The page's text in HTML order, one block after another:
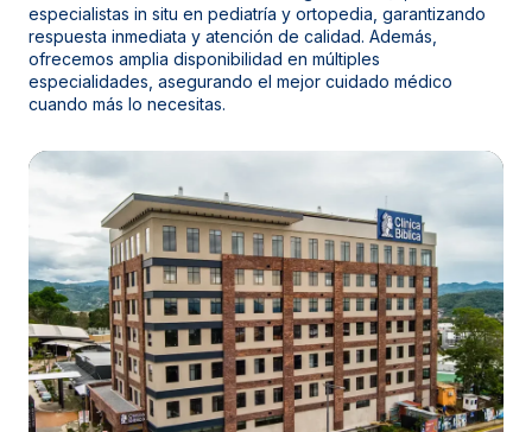
especialistas in situ en pediatría y ortopedia, garantizando
respuesta inmediata y atención de calidad. Además,
ofrecemos amplia disponibilidad en múltiples
especialidades, asegurando el mejor cuidado médico
cuando más lo necesitas.